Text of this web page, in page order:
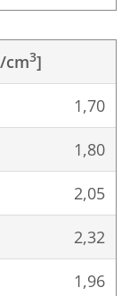
cm3]
1,70
1,80
2,05
2,32
1,96